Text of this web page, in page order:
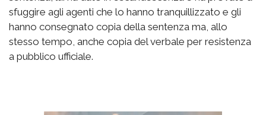
sfuggire agli agenti che lo hanno tranquillizzato e gli
hanno consegnato copia della sentenza ma, allo
stesso tempo, anche copia del verbale per resistenza
a pubblico ufficiale.